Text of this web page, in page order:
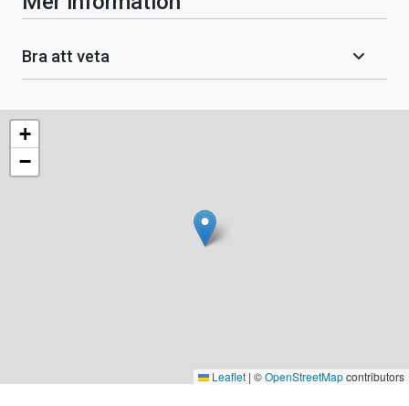
Bra att veta
+
−
Leaflet | ©OpenStreetMapcontributors